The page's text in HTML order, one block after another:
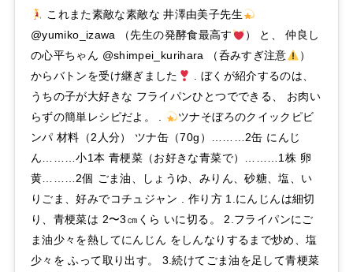
これまた素敵な素敵な 井澤由美子先生
@yumiko_izawa （先生の発酵食最高す
） と、 仲良し
の心平ちゃん @shimpei_kurihara （呑みすぎ注意
）
からバトンを受け継ぎました
. ぼくが紹介するのは、
うちの子が大好きな フライパンひとつでできる、 お肉い
らずの簡単レシピだよ。 .
ツナそぼろのクイックピビ
ンパ 材料（2人分） ツナ缶（70g）………2缶 にんじ
ん………小1本 青梗菜（お好きな青菜で）………1株 卵
黄………2個 ごま油、しょうゆ、みりん、砂糖、塩、い
りごま、好みでコチュジャン . 作り方 1.にんじんは細切
り、青梗菜は 2〜3㎝くら いに切る。 2.フライパンにご
ま油少々を熱してにんじん をしんなりするまで炒め、塩
少々を ふって取り出す。 3.続けてごま油を足して青梗菜